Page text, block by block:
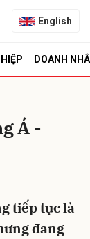
English
DOANH
Á -
tiếp tục là
đang
Hủy